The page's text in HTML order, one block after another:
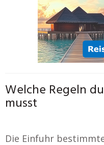
Welche Regeln
musst
Die Einfuhr